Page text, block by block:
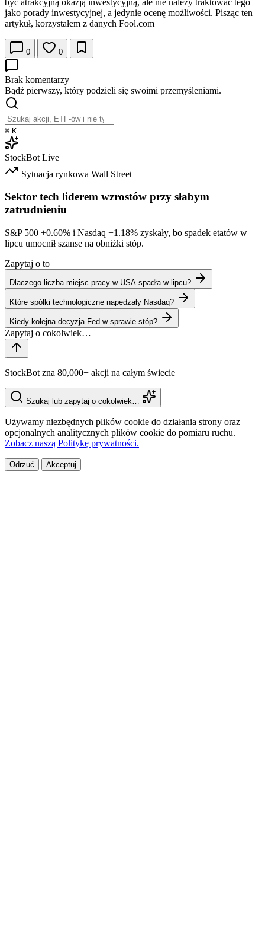
jako porady inwestycyjnej, a jedynie ocenę możliwości. Pisząc ten
artykuł, korzystałem z danych Fool.com
0 0
Brak komentarzy
Bądź pierwszy, który podzieli się swoimi przemyśleniami.
⌘ K
StockBot Live
Sytuacja rynkowa Wall Street
Sektor tech liderem wzrostów przy słabym
zatrudnieniu
S&P 500 +0.60% i Nasdaq +1.18% zyskały, bo spadek etatów w
lipcu umocnił szanse na obniżki stóp.
Zapytaj o to
Dlaczego liczba miejsc pracy w USA spadła w lipcu?
Które spółki technologiczne napędzały Nasdaq?
Kiedy kolejna decyzja Fed w sprawie stóp?
StockBot zna 80,000+ akcji na całym świecie
Szukaj lub zapytaj o cokolwiek…
Używamy niezbędnych plików cookie do działania strony oraz
opcjonalnych analitycznych plików cookie do pomiaru ruchu.
Zobacz naszą Politykę prywatności.
Odrzuć Akceptuj